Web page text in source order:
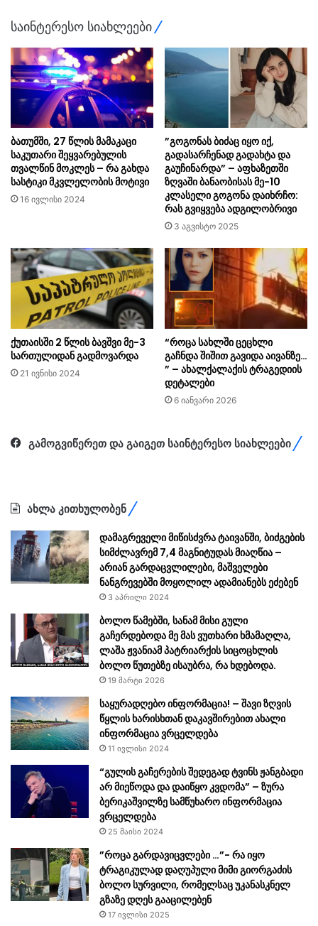
საინტერესო სიახლეები
ბათუმში, 27 წლის მამაკაცი
საკუთარი შეყვარებულის
თვალწინ მოკლეს – რა გახდა
სასტიკი მკვლელობის მოტივი
16 ივლისი 2024
”გოგონას ბიძაც იყო იქ,
გადასარჩენად გადახტა და
გაუჩინარდა” – აფხაზეთში
ზღვაში ბანაობისას მე-10
კლასელი გოგონა დაიხრჩო:
რას გვიყვება ადგილობრივი
3 აგვისტო 2025
ქუთაისში 2 წლის ბავშვი მე-3
სართულიდან გადმოვარდა
21 ივნისი 2024
“როცა სახლში ცეცხლი
გაჩნდა შიშით გავიდა აივანზე…
” – ახალქალაქის ტრაგედიის
დეტალები
6 იანვარი 2026
გამოგვიწერეთ და გაიგეთ საინტერესო სიახლეები
ახლა კითხულობენ
დამაგრეველი მიწისძვრა ტაივანში, ბიძგების
სიმძლავრემ 7,4 მაგნიტუდას მიაღწია –
არიან გარდაცვლილები, მაშველები
ნანგრევებში მოყოლილ ადამიანებს ეძებენ
3 აპრილი 2024
ბოლო წამებში, სანამ მისი გული
გაჩერდებოდა მე მას ვუთხარი ხმამაღლა,
ლაშა ჟვანიამ პატრიარქის სიცოცხლის
ბოლო წუთებზე ისაუბრა, რა ხდებოდა.
19 მარტი 2026
საყურადღებო ინფორმაცია! – შავი ზღვის
წყლის ხარისხთან დაკავშირებით ახალი
ინფორმაცია ვრცელდება
11 ივლისი 2024
“გულის გაჩერების შედეგად ტვინს ჟანგბადი
არ მიეწოდა და დაიწყო კვდომა” – ზურა
ბერიკაშვილზე სამწუხარო ინფორმაცია
ვრცელდება
25 მაისი 2024
”როცა გარდავიცვლები …”- რა იყო
ტრაგიკულად დაღუპული მიმი გიორგაძის
ბოლო სურვილი, რომელსაც უკანასკნელ
გზაზე დღეს გააცილებენ
17 ივლისი 2025